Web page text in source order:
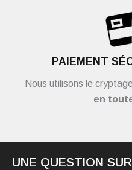
PAIEMENT
Nous utilisons le
en
UNE QUESTION